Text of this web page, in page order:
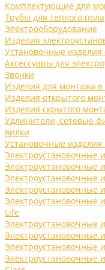
Комплектующие для
Трубы для теплого пола
Электрооборудование
Изделия
Установочные
Аксессуары для
Звонки
Изделия для монтажа в
Изделия открытого
Изделия скрытого
Удлинители, сетевые
вилки
Установочные
Электроустановочные
Электроустановочные
Электроустановочные
Электроустановочные
Электроустановочные
Life
Электроустановочные
Электроустановочные
Электроустановочные
Электроустановочные